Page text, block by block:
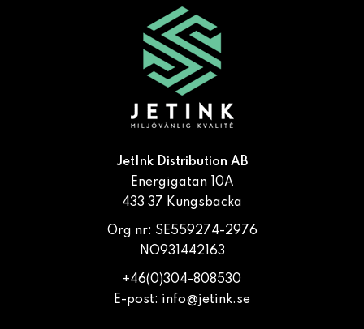
JetInk Distribution AB
Energigatan 10A
433 37 Kungsbacka
Org nr: SE559274-2976
NO931442163
+46(0)304-808530
E-post: info@jetink.se